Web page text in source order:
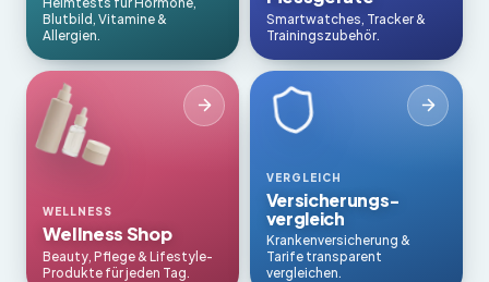
Blutbild, Vitamine &
Allergien.
Smartwatches, Tracker &
Trainingszubehör.
WELLNESS
Wellness Shop
Beauty, Pflege & Lifestyle-
Produkte für jeden Tag.
VERGLEICH
Versicherungs­
vergleich
Krankenversicherung &
Tarife transparent
vergleichen.